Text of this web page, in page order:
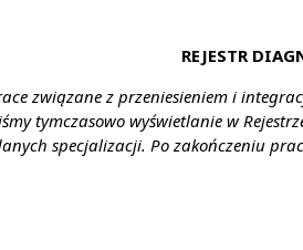
REJESTR
związane z przeniesieniem i
tymczasowo wyświetlanie w
specjalizacji. Po zakończeniu